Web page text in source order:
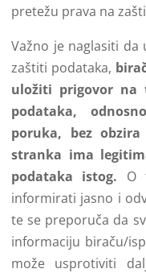
pretežu prava na
Važno je naglasiti
zaštiti podataka,
uložiti prigovor na
podataka,
poruka, bez
stranka ima
podataka istog. O
informirati jasno i
te se preporuča da
informaciju biraču/
može usprotiviti